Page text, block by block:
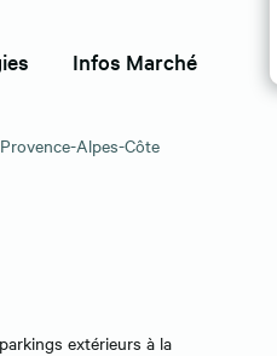
Infos Marché
Alpes-Côte
extérieurs à la